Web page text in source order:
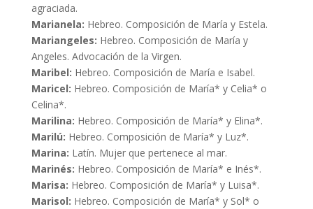
agraciada.
Marianela: Hebreo. Composición de María y Estela.
Mariangeles: Hebreo. Composición de María y
Angeles. Advocación de la Virgen.
Maribel: Hebreo. Composición de María e Isabel.
Maricel: Hebreo. Composición de María* y Celia* o
Celina*.
Marilina: Hebreo. Composición de María* y Elina*.
Marilú: Hebreo. Composición de María* y Luz*.
Marina: Latín. Mujer que pertenece al mar.
Marinés: Hebreo. Composición de María* e Inés*.
Marisa: Hebreo. Composición de María* y Luisa*.
Marisol: Hebreo. Composición de María* y Sol* o